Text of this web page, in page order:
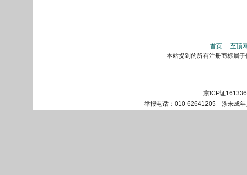
首页 至顶网
本站提到的所有注册商标属
京ICP证
举报电话：010-62641205 涉未成年